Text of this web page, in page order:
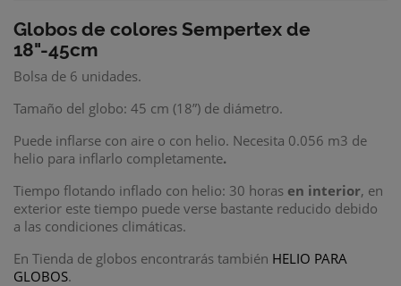
Globos de colores Sempertex de
18"-45cm
Bolsa de 6 unidades.
Tamaño del globo: 45 cm (18”) de diámetro.
Puede inflarse con aire o con helio. Necesita 0.056 m3 de
helio para inflarlo completamente.
Tiempo flotando inflado con helio: 30 horas en interior, en
exterior este tiempo puede verse bastante reducido debido
a las condiciones climáticas.
En Tienda de globos encontrarás también HELIO PARA
GLOBOS.